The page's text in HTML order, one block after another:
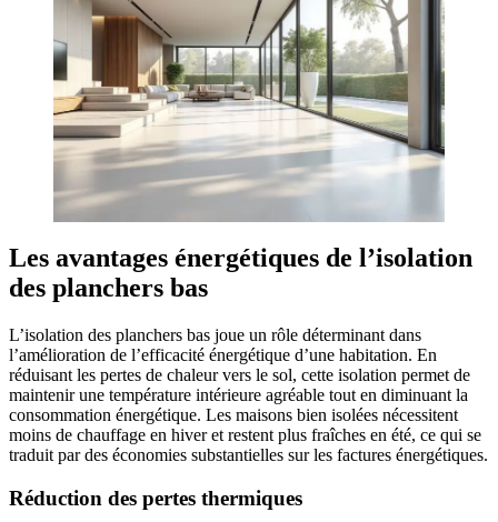
Les avantages énergétiques de l’isolation
des planchers bas
L’isolation des planchers bas joue un rôle déterminant dans
l’amélioration de l’efficacité énergétique d’une habitation. En
réduisant les pertes de chaleur vers le sol, cette isolation permet de
maintenir une température intérieure agréable tout en diminuant la
consommation énergétique. Les maisons bien isolées nécessitent
moins de chauffage en hiver et restent plus fraîches en été, ce qui se
traduit par des économies substantielles sur les factures énergétiques.
Réduction des pertes thermiques